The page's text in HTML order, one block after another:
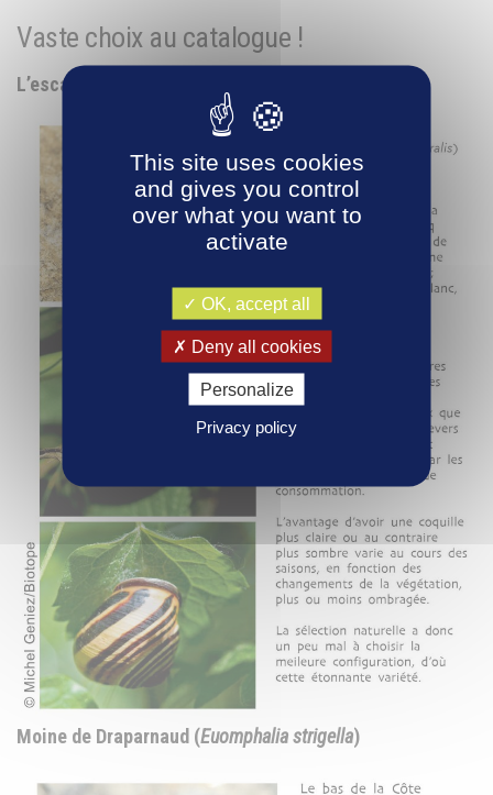
Vaste choix au catalogue !
L’escargot des bois (
Moine de Draparnaud (Euomphalia strigella)
This site uses cookies
and gives you control
over what you want to
activate
OK, accept all
Deny all cookies
Personalize
Privacy policy